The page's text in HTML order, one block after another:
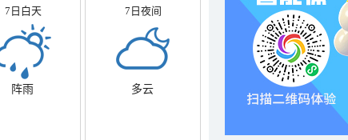
7日白天
阵雨
7日夜间
多云